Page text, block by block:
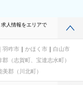
人情報をエリアで
羽咋市 かほく市
白山市
郡（志賀町、宝達志水町）
美郡（川北町）